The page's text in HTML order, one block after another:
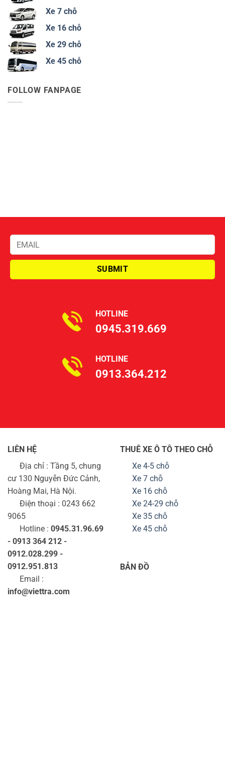
Xe 7 chỗ
Xe 16 chỗ
Xe 29 chỗ
Xe 45 chỗ
FOLLOW FANPAGE
HOTLINE
0945.319.669
HOTLINE
0913.364.212
LIÊN HỆ
Địa chỉ : Tầng 5, chung
cư 130 Nguyễn Đức Cảnh,
Hoàng Mai, Hà Nội.
Điện thoại : 0243 662
9065
Hotline : 0945.31.96.69
- 0913 364 212 -
0912.028.299 -
0912.951.813
Email :
info@viettra.com
THUÊ XE Ô TÔ THEO CHỖ
Xe 4-5 chỗ
Xe 7 chỗ
Xe 16 chỗ
Xe 24-29 chỗ
Xe 35 chỗ
Xe 45 chỗ
BẢN ĐỒ